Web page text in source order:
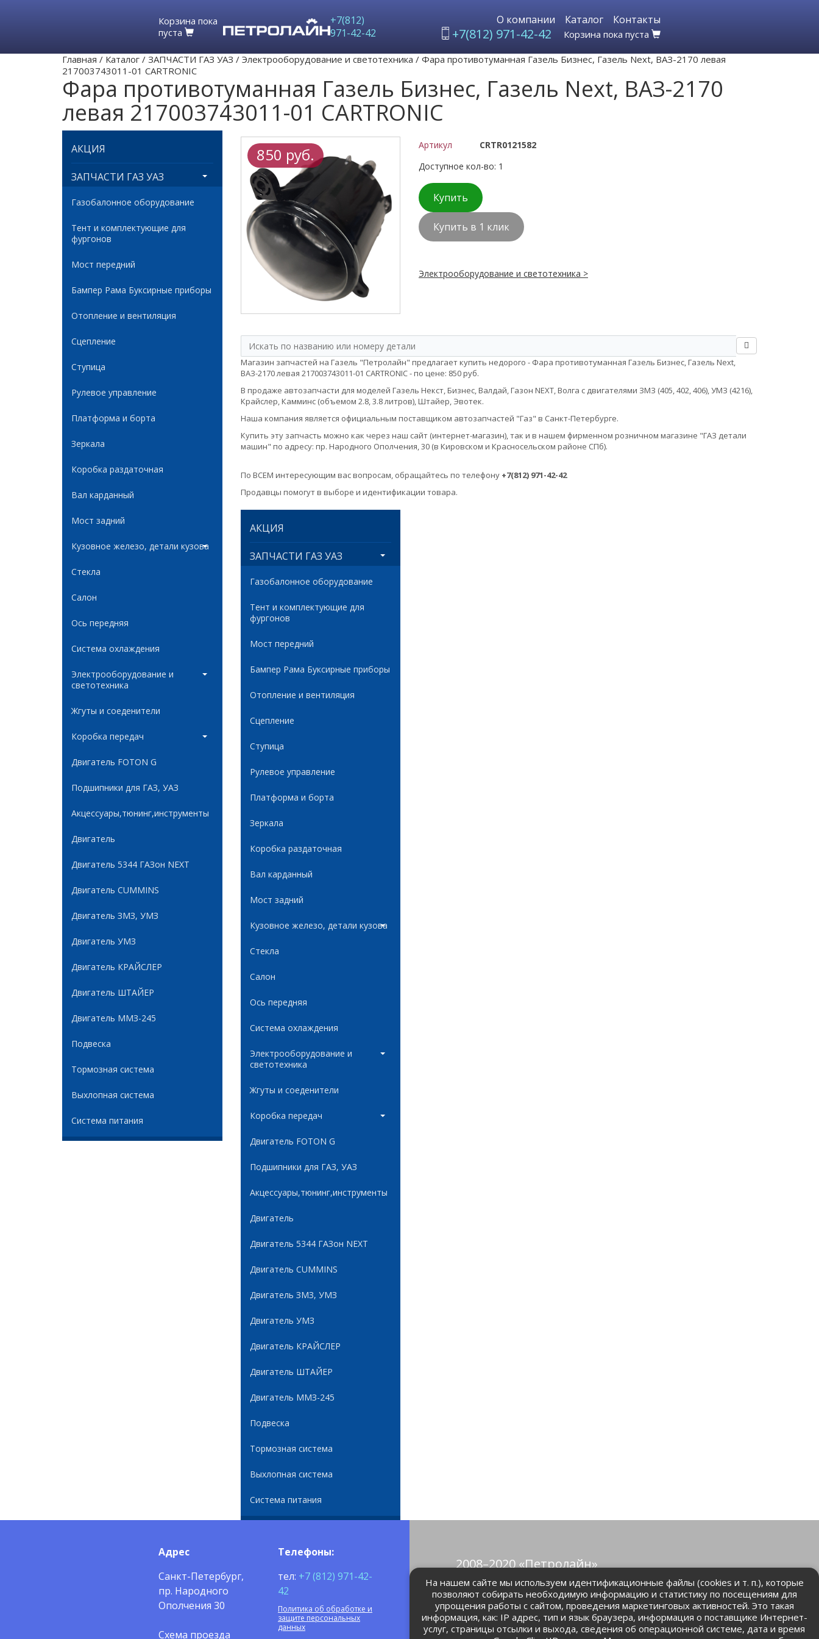
Корзина пока
пуста
+7(812)
971-42-42
О компании Каталог Контакты
+7(812) 971-42-42 Корзина пока пуста
Главная / Каталог / ЗАПЧАСТИ ГАЗ УАЗ / Электрооборудование и светотехника / Фара противотуманная Газель Бизнес, Газель Next, ВАЗ-2170 левая
217003743011-01 CARTRONIC
Фара противотуманная Газель Бизнес, Газель Next, ВАЗ-2170
левая 217003743011-01 CARTRONIC
АКЦИЯ
ЗАПЧАСТИ ГАЗ УАЗ
Газобалонное оборудование
Тент и комплектующие для
фургонов
Мост передний
Бампер Рама Буксирные приборы
Отопление и вентиляция
Сцепление
Ступица
Рулевое управление
Платформа и борта
Зеркала
Коробка раздаточная
Вал карданный
Мост задний
Кузовное железо, детали кузова
Стекла
Салон
Ось передняя
Система охлаждения
Электрооборудование и
светотехника
Жгуты и соеденители
Коробка передач
Двигатель FOTON G
Подшипники для ГАЗ, УАЗ
Акцессуары,тюнинг,инструменты
Двигатель
Двигатель 5344 ГАЗон NEXT
Двигатель CUMMINS
Двигатель ЗМЗ, УМЗ
Двигатель УМЗ
Двигатель КРАЙСЛЕР
Двигатель ШТАЙЕР
Двигатель ММЗ-245
Подвеска
Тормозная система
Выхлопная система
Система питания
850 руб. Артикул
CRTR0121582
Доступное кол-во: 1
Купить
Купить в 1 клик
Электрооборудование и светотехника >
Магазин запчастей на Газель "Петролайн" предлагает купить недорого - Фара противотуманная Газель Бизнес, Газель Next,
ВАЗ-2170 левая 217003743011-01 CARTRONIC - по цене: 850 руб.
В продаже автозапчасти для моделей Газель Некст, Бизнес, Валдай, Газон NEXT, Волга с двигателями ЗМЗ (405, 402, 406), УМЗ (4216),
Крайслер, Камминс (объемом 2.8, 3.8 литров), Штайер, Эвотек.
Наша компания является официальным поставщиком автозапчастей "Газ" в Санкт-Петербурге.
Купить эту запчасть можно как через наш сайт (интернет-магазин), так и в нашем фирменном розничном магазине "ГАЗ детали
машин" по адресу: пр. Народного Ополчения, 30 (в Кировском и Красносельском районе СПб).
По ВСЕМ интересующим вас вопросам, обращайтесь по телефону +7(812) 971-42-42
Продавцы помогут в выборе и идентификации товара.
АКЦИЯ
ЗАПЧАСТИ ГАЗ УАЗ
Газобалонное оборудование
Тент и комплектующие для
фургонов
Мост передний
Бампер Рама Буксирные приборы
Отопление и вентиляция
Сцепление
Ступица
Рулевое управление
Платформа и борта
Зеркала
Коробка раздаточная
Вал карданный
Мост задний
Кузовное железо, детали кузова
Стекла
Салон
Ось передняя
Система охлаждения
Электрооборудование и
светотехника
Жгуты и соеденители
Коробка передач
Двигатель FOTON G
Подшипники для ГАЗ, УАЗ
Акцессуары,тюнинг,инструменты
Двигатель
Двигатель 5344 ГАЗон NEXT
Двигатель CUMMINS
Двигатель ЗМЗ, УМЗ
Двигатель УМЗ
Двигатель КРАЙСЛЕР
Двигатель ШТАЙЕР
Двигатель ММЗ-245
Подвеска
Тормозная система
Выхлопная система
Система питания
Адрес
Санкт-Петербург,
пр. Народного
Ополчения 30
Схема проезда
Телефоны:
тел: +7 (812) 971-42-
42
Политика об обработке и
защите персональных
данных
2008–2020 «Петролайн»
© Все права защищены.
petrolain@mail.ru
На нашем сайте мы используем идентификационные файлы (cookies и т. п.), которые
позволяют собирать необходимую информацию и статистику по посещениям для
упрощения работы с сайтом, проведения маркетинговых активностей. Это такая
информация, как: IP адрес, тип и язык браузера, информация о поставщике Интернет-
услуг, страницы отсылки и выхода, сведения об операционной системе, дата и время